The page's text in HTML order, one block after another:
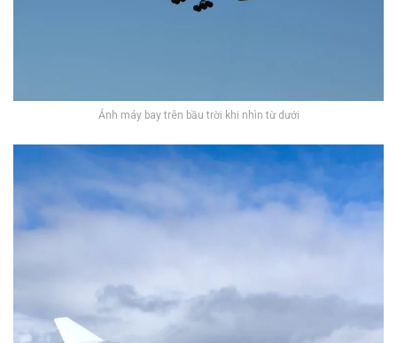
Ảnh máy bay trên bầu trời khi nhìn từ dưới